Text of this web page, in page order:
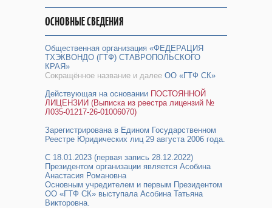
ОСНОВНЫЕ СВЕДЕНИЯ
Общественная организация «ФЕДЕРАЦИЯ
ТХЭКВОНДО (ГТФ) СТАВРОПОЛЬСКОГО
КРАЯ»
Сокращённое название и далее ОО «ГТФ СК»
Действующая на основании ПОСТОЯННОЙ
ЛИЦЕНЗИИ (Выписка из реестра лицензий №
Л035-01217-26-01006070)
Зарегистрирована в Едином Государственном
Реестре Юридических лиц 29 августа 2006 года.
С 18.01.2023 (первая запись 28.12.2022)
Президентом организации является Асобина
Анастасия Романовна
Основным учредителем и первым Президентом
ОО «ГТФ СК» выступала Асобина Татьяна
Викторовна.